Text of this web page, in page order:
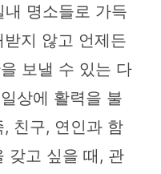
명소들로 가득
지 않고 언제든
보낼 수 있는 다
상에 활력을 불
친구, 연인과 함
갖고 싶을 때, 관